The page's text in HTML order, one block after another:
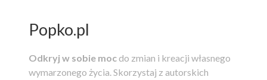
Popko.pl
Odkryj w sobie moc do zmian i kreacji własnego
wymarzonego życia.Skorzystaj z autorskich